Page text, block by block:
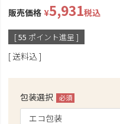
販売価格 ¥5,931税込
[55 ポイント進呈 ]
送料込
包装選択
(必